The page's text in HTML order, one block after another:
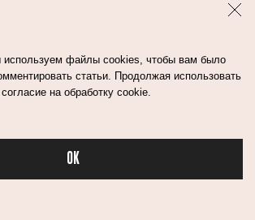
Бьюти в спорте
файлы cookies, чтобы вам было
статьи. Продолжая использовать
на обработку cookie.
OK